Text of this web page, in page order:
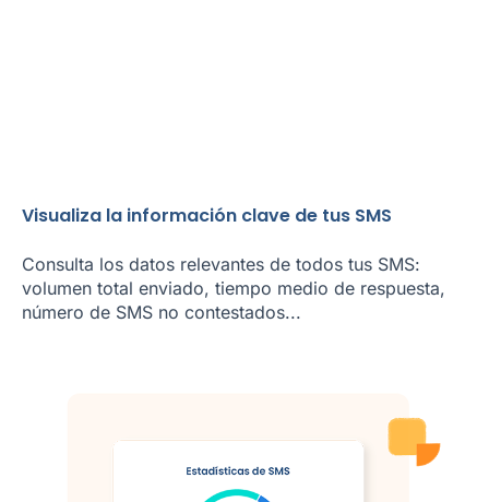
Visualiza la información clave de tus SMS
Consulta los datos relevantes de todos tus SMS:
volumen total enviado, tiempo medio de respuesta,
número de SMS no contestados...